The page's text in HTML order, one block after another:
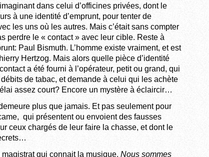
dans celui d’officines privées, dont le
à une identité d’emprunt, pour tenter de
les uns où les autres. Mais c’était sans compter
perdre le « contact » avec leur cible. Reste à
Paul Bismuth. L’homme existe vraiment, et est
Hertzog. Mais alors quelle pièce d’identité
a été fourni à l’opérateur, petit ou grand, qui
de tabac, et demande à celui qui les achète
assez court? Encore un mystère à éclaircir…
plus que jamais. Et pas seulement pour
qui présentent ou envoient des fausses
ceux chargés de leur faire la chasse, et dont le
qui connait la musique. Nous sommes